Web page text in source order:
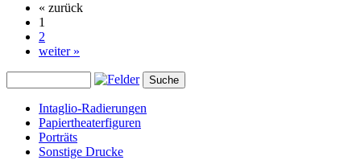
« zurück
1
2
weiter »
Intaglio-Radierungen
Papiertheaterfiguren
Porträts
Sonstige Drucke